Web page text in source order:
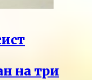
на три